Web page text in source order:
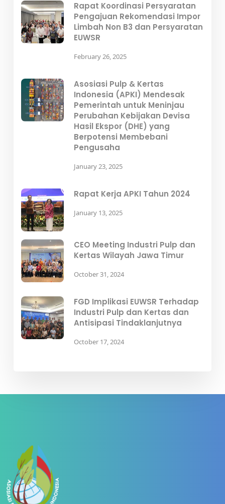
Rapat Koordinasi Persyaratan
Pengajuan Rekomendasi Impor
Limbah Non B3 dan Persyaratan
EUWSR
February 26, 2025
Asosiasi Pulp & Kertas
Indonesia (APKI) Mendesak
Pemerintah untuk Meninjau
Perubahan Kebijakan Devisa
Hasil Ekspor (DHE) yang
Berpotensi Membebani
Pengusaha
January 23, 2025
Rapat Kerja APKI Tahun 2024
January 13, 2025
CEO Meeting Industri Pulp dan
Kertas Wilayah Jawa Timur
October 31, 2024
FGD Implikasi EUWSR Terhadap
Industri Pulp dan Kertas dan
Antisipasi Tindaklanjutnya
October 17, 2024